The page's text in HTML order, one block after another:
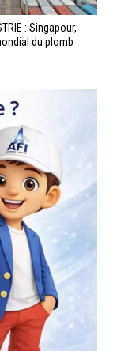
: Singapour,
du plomb